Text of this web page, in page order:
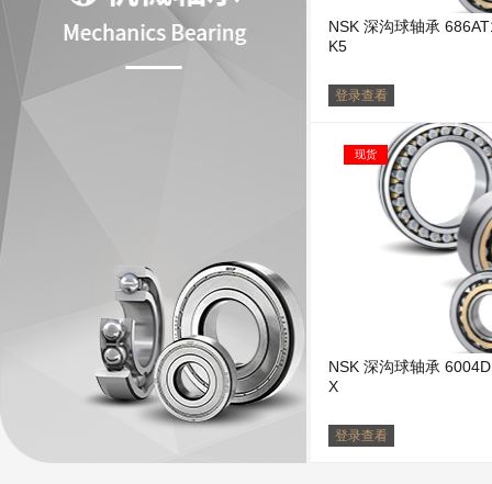
NSK 深沟球轴承
K5
登录查看
现货
NSK 深沟球轴承
X
登录查看